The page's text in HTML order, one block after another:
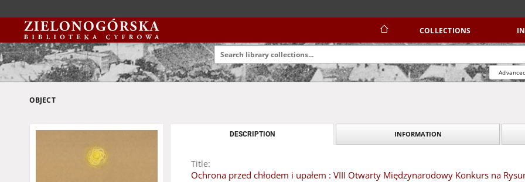
COLLECTIONS
OBJECT
DESCRIPTION INFORMATION
Title:
Ochrona przed chłodem i upałem : VIII Otwarty Międzynarodowy Konkurs na